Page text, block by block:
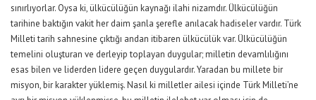
sınırlıyorlar. Oysa ki, ülkücülüğün kaynağı ilahi nizamdır. Ülkücülüğün
tarihine baktığın vakit her daim şanla şerefle anılacak hadiseler vardır. Türk
Milleti tarih sahnesine çıktığı andan itibaren ülkücülük var. Ülkücülüğün
temelini oluşturan ve derleyip toplayan duygular; milletin devamlılığını
esas bilen ve liderden lidere geçen duygulardır. Yaradan bu millete bir
misyon, bir karakter yüklemiş. Nasıl ki milletler ailesi içinde Türk Milleti’ne